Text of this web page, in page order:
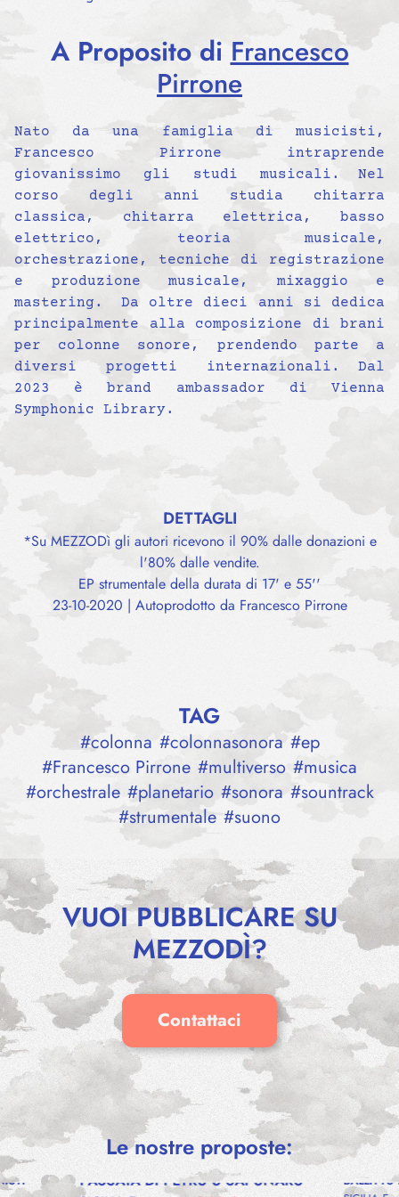
A Proposito di Francesco
Pirrone
Nato da una famiglia di musicisti,
Francesco Pirrone intraprende
giovanissimo gli studi musicali. Nel
corso degli anni studia chitarra
classica, chitarra elettrica, basso
elettrico, teoria musicale,
orchestrazione, tecniche di registrazione
e produzione musicale, mixaggio e
mastering. Da oltre dieci anni si dedica
principalmente alla composizione di brani
per colonne sonore, prendendo parte a
diversi progetti internazionali. Dal
2023 è brand ambassador di Vienna
Symphonic Library.
DETTAGLI
*Su MEZZODì gli autori ricevono il 90% dalle donazioni e
l'80% dalle vendite.
EP strumentale della durata di 17' e 55''
23-10-2020 | Autoprodotto da Francesco Pirrone
TAG
#colonna #colonnasonora #ep
#Francesco Pirrone #multiverso #musica
#orchestrale #planetario #sonora #sountrack
#strumentale #suono
VUOI PUBBLICARE SU
MEZZODÌ?
Contattaci
Le nostre proposte:
PASSATA DI PETRU U SAPUNARU